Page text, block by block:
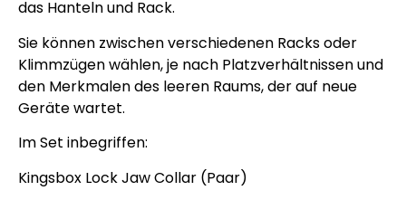
das Hanteln und Rack.
Sie können zwischen verschiedenen Racks oder
Klimmzügen wählen, je nach Platzverhältnissen und
den Merkmalen des leeren Raums, der auf neue
Geräte wartet.
Im Set inbegriffen:
Kingsbox Lock Jaw Collar (Paar)